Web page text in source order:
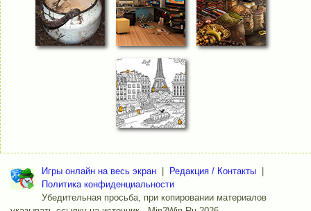
Игры онлайн на весь экран Редакция / Контакты
Политика конфиденциальности
Убедительная просьба, при копировании материалов